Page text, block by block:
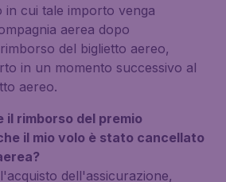
in cui tale importo venga
aerea dopo
del biglietto aereo,
in un momento successivo al
aereo.
il rimborso del premio
il mio volo è stato cancellato
dell'assicurazione,